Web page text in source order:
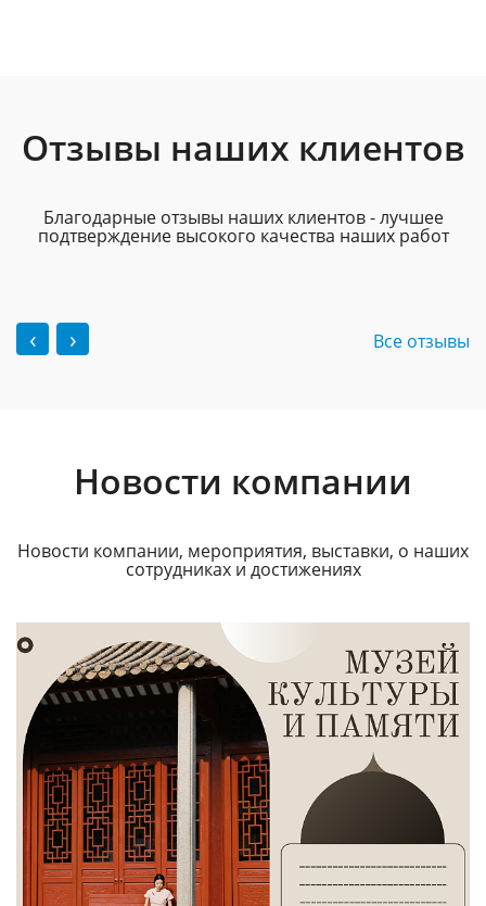
Отзывы наших клиентов
Благодарные отзывы наших клиентов - лучшее
подтверждение высокого качества наших работ
‹ › Все отзывы
Новости компании
Новости компании, мероприятия, выставки, о наших
сотрудниках и достижениях